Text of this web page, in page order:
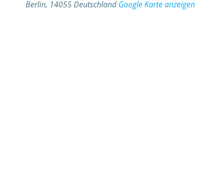
Berlin, 14055 Deutschland Google Karte anzeigen